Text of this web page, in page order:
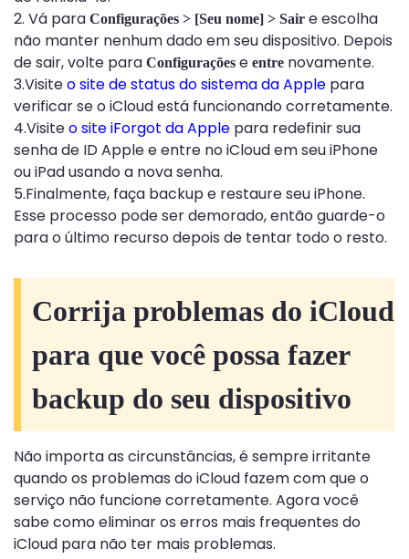
2. Vá para Configurações > [Seu nome] > Sair e escolha
não manter nenhum dado em seu dispositivo. Depois
de sair, volte para Configurações e entre novamente.
3.Visiteo site de status do sistema da Apple para
verificar se o iCloud está funcionando corretamente.
4.Visiteo site iForgot da Apple para redefinir sua
senha de ID Apple e entre no iCloud em seu iPhone
ou iPad usando a nova senha.
5.Finalmente, faça backup e restaure seu iPhone.
Esse processo pode ser demorado, então guarde-o
para o último recurso depois de tentar todo o resto.
Corrija problemas do iCloud
para que você possa fazer
backup do seu dispositivo
Não importa as circunstâncias, é sempre irritante
quando os problemas do iCloud fazem com que o
serviço não funcione corretamente. Agora você
sabe como eliminar os erros mais frequentes do
iCloud para não ter mais problemas.